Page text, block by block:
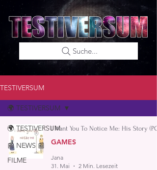
Suche...
TESTIVERSUM
🌍 TESTIVERSUM
📰 NEWS 📰
FILME
🌍 TESTIVERSUM
I Want You To Notice Me: His Story (PC)
GAMES
Jana
31. Mai
2 Min. Lesezeit